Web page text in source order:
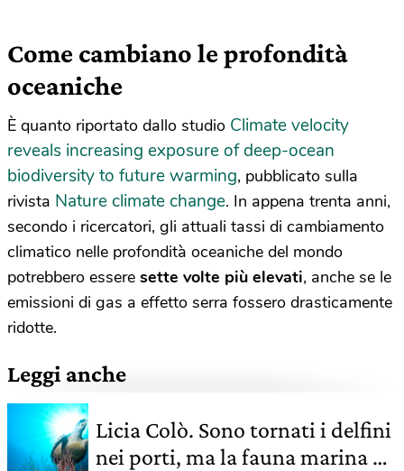
Come cambiano le profondità
oceaniche
È quanto riportato dallo studio Climate velocity
reveals increasing exposure of deep-ocean
biodiversity to future warming, pubblicato sulla
rivista Nature climate change. In appena trenta anni,
secondo i ricercatori, gli attuali tassi di cambiamento
climatico nelle profondità oceaniche del mondo
potrebbero essere sette volte più elevati, anche se le
emissioni di gas a effetto serra fossero drasticamente
ridotte.
Leggi anche
Licia Colò. Sono tornati i delfini
nei porti, ma la fauna marina è